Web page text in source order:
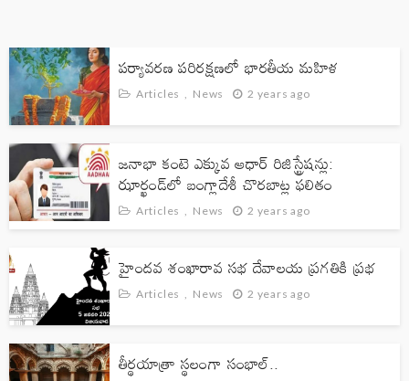
Articles News
ARTICLES NEWS
క్విట్ ఇండియా : పిలుపే నాయకులది, ఉద్యమం
ప్రజలదే
Articles News
పర్యావరణ పరిరక్షణలో భారతీయ మహిళ
Articles News 2 years ago
జనాభా కంటె ఎక్కువ ఆధార్ రిజిస్ట్రేషన్లు:
ఝార్ఖండ్‌లో బంగ్లాదేశీ చొరబాట్ల ఫలితం
Articles News 2 years ago
హైందవ శంఖారావ సభ దేవాలయ ప్రగతికి ప్రభ
Articles News 2 years ago
తీర్థయాత్రా స్థలంగా సంభాల్‌..